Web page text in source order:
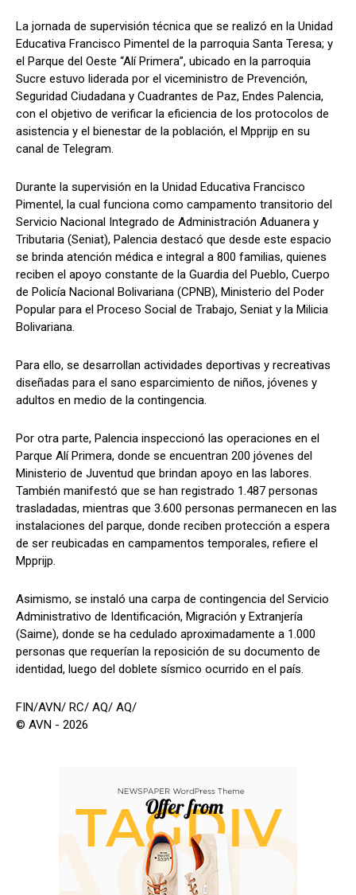
La jornada de supervisión técnica que se realizó en la Unidad
Educativa Francisco Pimentel de la parroquia Santa Teresa; y
el Parque del Oeste “Alí Primera”, ubicado en la parroquia
Sucre estuvo liderada por el viceministro de Prevención,
Seguridad Ciudadana y Cuadrantes de Paz, Endes Palencia,
con el objetivo de verificar la eficiencia de los protocolos de
asistencia y el bienestar de la población, el Mpprijp en su
canal de Telegram.
Durante la supervisión en la Unidad Educativa Francisco
Pimentel, la cual funciona como campamento transitorio del
Servicio Nacional Integrado de Administración Aduanera y
Tributaria (Seniat), Palencia destacó que desde este espacio
se brinda atención médica e integral a 800 familias, quienes
reciben el apoyo constante de la Guardia del Pueblo, Cuerpo
de Policía Nacional Bolivariana (CPNB), Ministerio del Poder
Popular para el Proceso Social de Trabajo, Seniat y la Milicia
Bolivariana.
Para ello, se desarrollan actividades deportivas y recreativas
diseñadas para el sano esparcimiento de niños, jóvenes y
adultos en medio de la contingencia.
Por otra parte, Palencia inspeccionó las operaciones en el
Parque Alí Primera, donde se encuentran 200 jóvenes del
Ministerio de Juventud que brindan apoyo en las labores.
También manifestó que se han registrado 1.487 personas
trasladadas, mientras que 3.600 personas permanecen en las
instalaciones del parque, donde reciben protección a espera
de ser reubicadas en campamentos temporales, refiere el
Mpprijp.
Asimismo, se instaló una carpa de contingencia del Servicio
Administrativo de Identificación, Migración y Extranjería
(Saime), donde se ha cedulado aproximadamente a 1.000
personas que requerían la reposición de su documento de
identidad, luego del doblete sísmico ocurrido en el país.
FIN/AVN/ RC/ AQ/ AQ/
© AVN - 2026